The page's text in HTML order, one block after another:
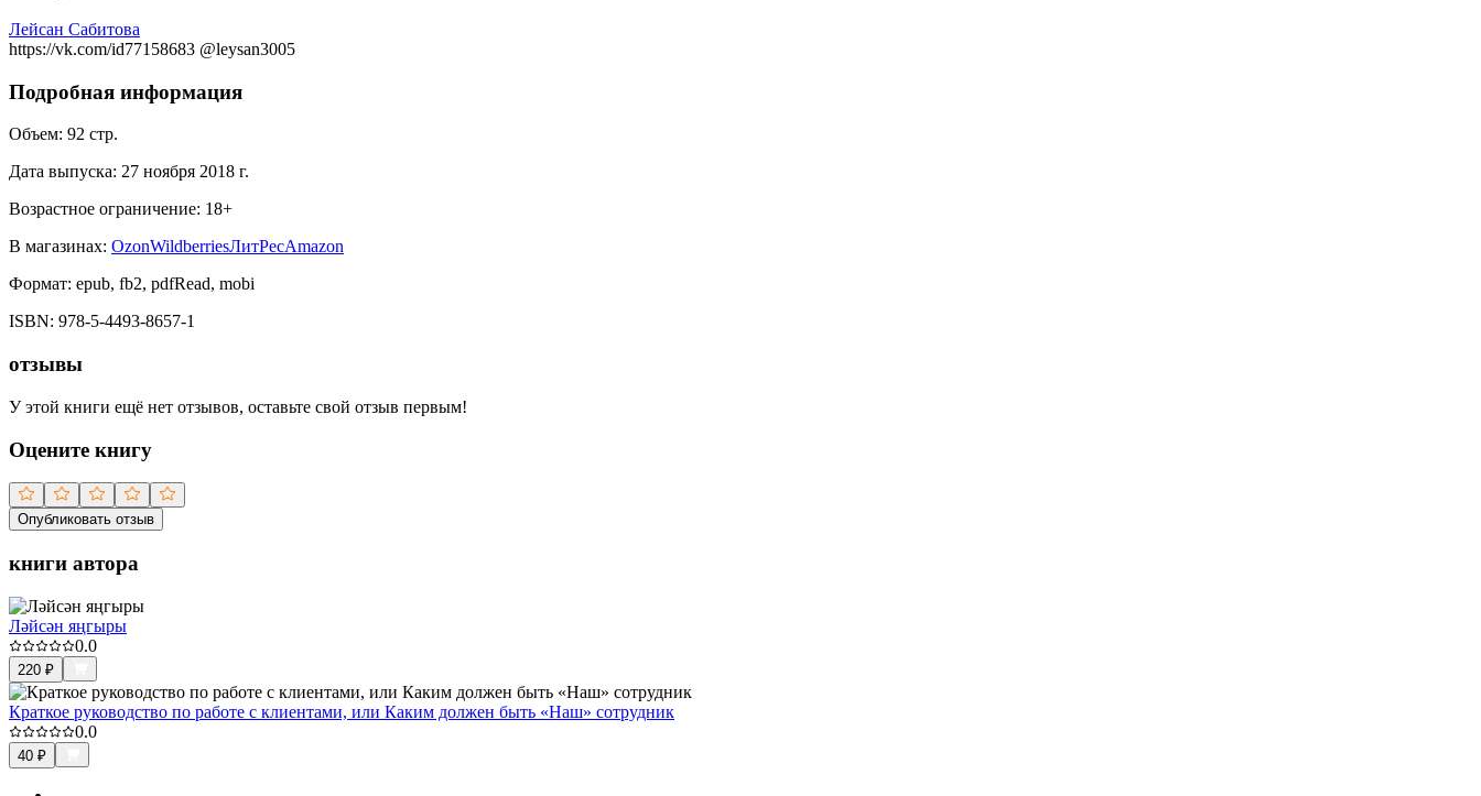
Лейсан Сабитова
https://vk.com/id77158683 @leysan3005
Подробная информация
Объем: 92 стр.
Дата выпуска: 27 ноября 2018 г.
Возрастное ограничение: 18+
В магазинах: OzonWildberriesЛитРесAmazon
Формат: epub, fb2, pdfRead, mobi
ISBN: 978-5-4493-8657-1
отзывы
У этой книги ещё нет отзывов, оставьте свой отзыв первым!
Оцените книгу
Опубликовать отзыв
книги автора
Ләйсән яңгыры
0.0
220 ₽
Краткое руководство по работе с клиентами, или Каким должен быть «Наш» сотрудник
0.0
40 ₽